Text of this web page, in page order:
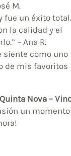
M.
fue un éxito total.
la calidad y el
– Ana R.
siente como uno
de mis favoritos
Quinta Nova –
un momento